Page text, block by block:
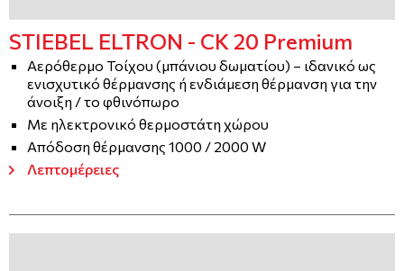
STIEBEL ELTRON - CK 20 Premium
Αερόθερμο Τοίχου (μπάνιου δωματίου) – ιδανικό ως
ενισχυτικό θέρμανσης ή ενδιάμεση θέρμανση για την
άνοιξη / το φθινόπωρο
Με ηλεκτρονικό θερμοστάτη χώρου
Απόδοση θέρμανσης 1000 / 2000 W
Λεπτομέρειες